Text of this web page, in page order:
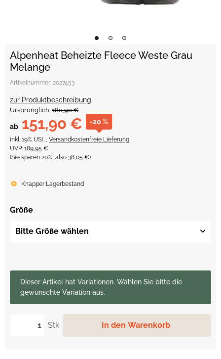
Alpenheat Beheizte Fleece Weste Grau
Melange
Artikelnummer: 2027453
zur Produktbeschreibung
Ursprünglich: 180,90 €
ab 151,90 € -20 %
inkl. 19% USt. , Versandkostenfreie Lieferung
UVP: 189,95 €
(Sie sparen 20%, also 38,05 €)
Knapper Lagerbestand
Größe
Bitte Größe wählen
Stk In den Warenkorb
xDieser Artikel hat Variationen. Wählen Sie bitte die
gewünschte Variation aus.